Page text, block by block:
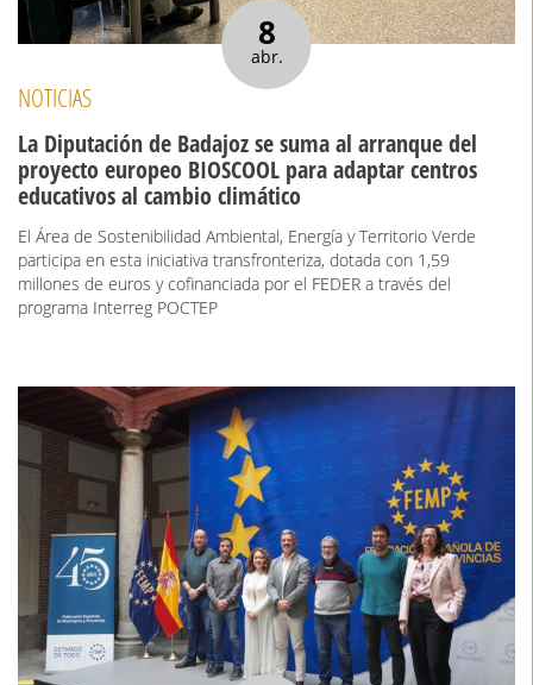
8
abr.
NOTICIAS
La Diputación de Badajoz se suma al arranque del
proyecto europeo BIOSCOOL para adaptar centros
educativos al cambio climático
El Área de Sostenibilidad Ambiental, Energía y Territorio Verde
participa en esta iniciativa transfronteriza, dotada con 1,59
millones de euros y cofinanciada por el FEDER a través del
programa Interreg POCTEP